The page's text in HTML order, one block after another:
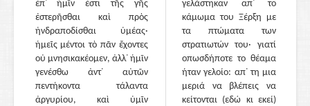
ἐπ᾽ ἡμῖν ἐστι τῆς γῆς
ἐστερῆσθαι καὶ πρὸς
ἠνδραποδίσθαι ὑμέας·
ἡμεῖς μέντοι τὸ πᾶν ἔχοντες
οὐ μνησικακέομεν, ἀλλ᾽ ἡμῖν
γενέσθω ἀντ᾽ αὐτῶν
πεντήκοντα τάλαντα
ἀργυρίου, καὶ ὑμῖν
γελάστηκαν απ᾽ το
κάμωμα του Ξέρξη με
τα πτώματα των
στρατιωτών του· γιατί
οπωσδήποτε το θέαμα
ήταν γελοίο: απ᾽ τη μια
μεριά να βλέπεις να
κείτονται (εδώ κι εκεί)